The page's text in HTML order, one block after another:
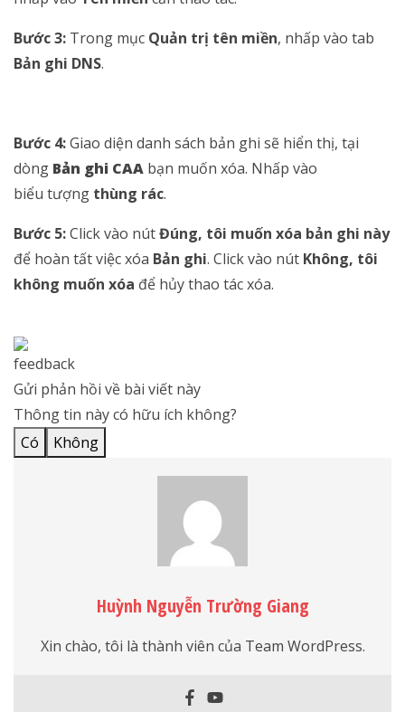
Bước 3: Trong mục Quản trị tên miền, nhấp vào tab
Bản ghi DNS.
Bước 4:Giao diện danh sách bản ghi sẽ hiển thị, tại
dòng Bản ghi CAA bạn muốn xóa. Nhấp vào
biểu tượng thùng rác.
Bước 5:Click vào nútĐúng, tôi muốn xóa bản ghi này
để hoàn tất việc xóa Bản ghi. Click vào nút Không, tôi
không muốn xóa để hủy thao tác xóa.
Gửi phản hồi về bài viết này
Thông tin này có hữu ích không?
Có
Không
Huỳnh Nguyễn Trường Giang
Xin chào, tôi là thành viên của Team WordPress.